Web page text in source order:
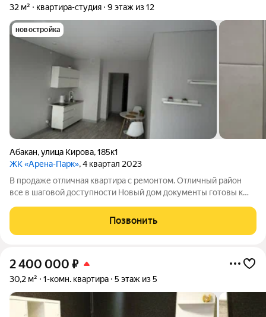
32 м² квартира-студия 9 этаж из 12
новостройка
Абакан,улица Кирова,185к1
ЖК «Арена-Парк», 4 квартал 2023
В продаже отличная квартира с ремонтом. Отличный район
все в шаговой доступности Новый дом документы готовы к
Позвонить
2 400 000 ₽
30,2 м² 1-комн. квартира 5 этаж из 5